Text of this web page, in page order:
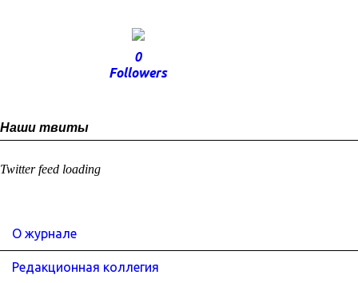
0
Followers
Наши твиты
Twitter feed loading
О журнале
Редакционная коллегия